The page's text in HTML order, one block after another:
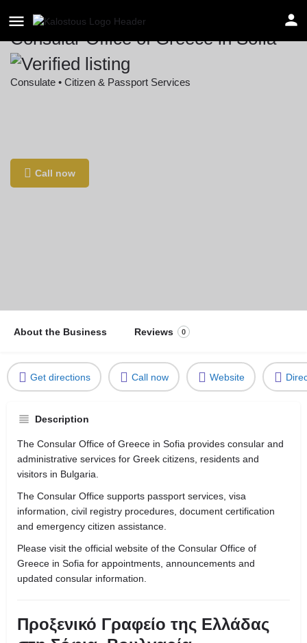
Consular Office of Greece in Sofia
Consulate • Citizen & Passport Services
Call now
About the Business Reviews 0
Get directions Call now Website
Description
The Consular Office of Greece in Sofia provides consular and
administrative services for Greek citizens, residents and
visitors in Bulgaria.
The Consular Office supports passport services, visa
information, civil registry procedures, document certification
and emergency citizen assistance.
Please visit the official website of the Consular Office of
Greece in Sofia for appointments, announcements and
updated consular information.
Προξενικό Γραφείο της Ελλάδας